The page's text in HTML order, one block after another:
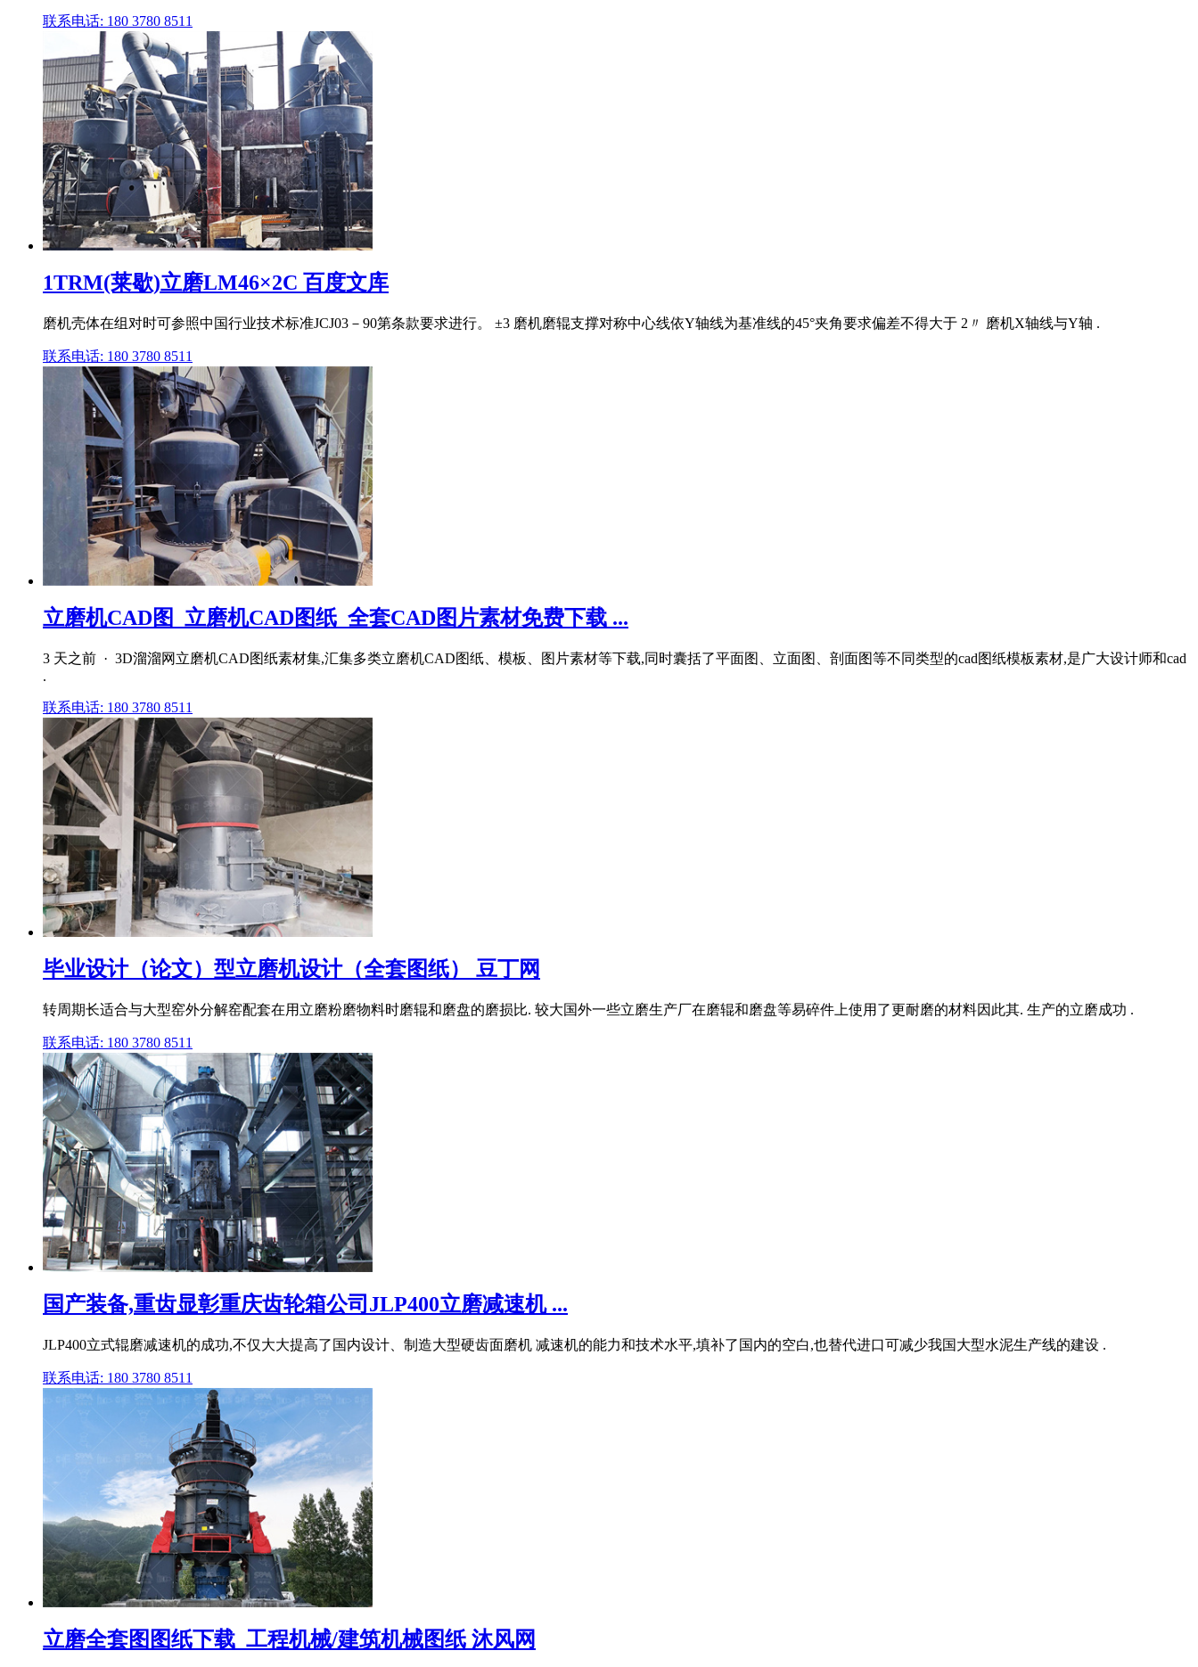
联系电话: 180 3780 8511
1TRM(莱歇)立磨LM46×2C 百度文库
磨机壳体在组对时可参照中国行业技术标准JCJ03－90第条款要求进行。 ±3 磨机磨辊支撑对称中心线依Y轴线为基准线的45°夹角要求偏差不得大于 2〃 磨机X轴线与Y轴 .
联系电话: 180 3780 8511
立磨机CAD图_立磨机CAD图纸_全套CAD图片素材免费下载 ...
3 天之前 · 3D溜溜网立磨机CAD图纸素材集,汇集多类立磨机CAD图纸、模板、图片素材等下载,同时囊括了平面图、立面图、剖面图等不同类型的cad图纸模板素材,是广大设计师和cad
.
联系电话: 180 3780 8511
毕业设计（论文）型立磨机设计（全套图纸） 豆丁网
转周期长适合与大型窑外分解窑配套在用立磨粉磨物料时磨辊和磨盘的磨损比. 较大国外一些立磨生产厂在磨辊和磨盘等易碎件上使用了更耐磨的材料因此其. 生产的立磨成功 .
联系电话: 180 3780 8511
国产装备,重齿显彰重庆齿轮箱公司JLP400立磨减速机 ...
JLP400立式辊磨减速机的成功,不仅大大提高了国内设计、制造大型硬齿面磨机 减速机的能力和技术水平,填补了国内的空白,也替代进口可减少我国大型水泥生产线的建设 .
联系电话: 180 3780 8511
立磨全套图图纸下载_工程机械/建筑机械图纸 沐风网